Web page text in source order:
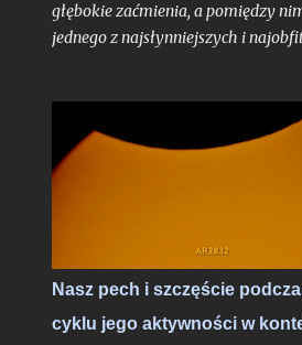
głębokie zaćmienia, a pomiędzy
jednego z najsłynniejszych i
trudne do przebicia otwarcie
astronomicznymi. Do pełni
zorzy polarnej, ale jak pokazało
dwóch lat - nawet takie
zachęcie do obserwacji
wskazówek odnośnie najbardziej
wakacyjnego roju meteorów,
ujrzeć więcej, niż większość ludzi
Oczywiście jak zawsze pod
Nasz pech i szczęście
cyklu jego aktywności w